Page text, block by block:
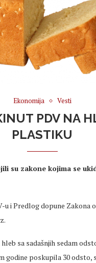
Ekonomija Vesti
PDV NA
PLASTIKU
su zakone kojima se
i Predlog dopune Zakona
sa sadašnjih sedam
godine poskupila 30